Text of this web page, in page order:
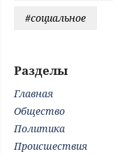
#социальное
Разделы
Главная
Общество
Политика
Происшествия